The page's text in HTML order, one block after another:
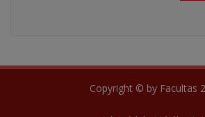
Copyright © by Facultas